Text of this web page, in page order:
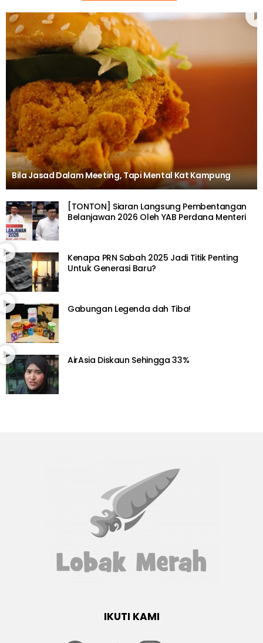
Bila Jasad Dalam Meeting, Tapi Mental Kat Kampung
[TONTON] Siaran Langsung Pembentangan
Belanjawan 2026 Oleh YAB Perdana Menteri
Kenapa PRN Sabah 2025 Jadi Titik Penting
Untuk Generasi Baru?
Gabungan Legenda dah Tiba!
AirAsia Diskaun Sehingga 33%
IKUTI KAMI